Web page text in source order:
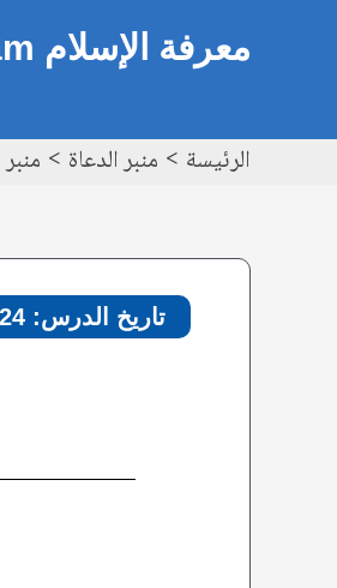
معرفة الإسلام Knowing Islam
الرئيسة منبر الدعاة منبر
تاريخ الدرس: 1986/01/24
navigation